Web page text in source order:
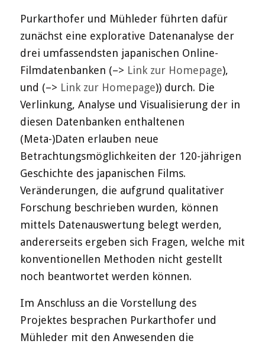
Purkarthofer und Mühleder führten dafür
zunächst eine explorative Datenanalyse der
drei umfassendsten japanischen Online-
Filmdatenbanken (–> Link zur Homepage),
und (–> Link zur Homepage)) durch. Die
Verlinkung, Analyse und Visualisierung der in
diesen Datenbanken enthaltenen
(Meta-)Daten erlauben neue
Betrachtungsmöglichkeiten der 120-jährigen
Geschichte des japanischen Films.
Veränderungen, die aufgrund qualitativer
Forschung beschrieben wurden, können
mittels Datenauswertung belegt werden,
andererseits ergeben sich Fragen, welche mit
konventionellen Methoden nicht gestellt
noch beantwortet werden können.
Im Anschluss an die Vorstellung des
Projektes besprachen Purkarthofer und
Mühleder mit den Anwesenden die